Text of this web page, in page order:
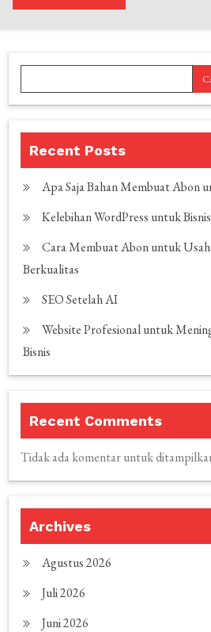
Recent Posts
Apa Saja Bahan Membuat Abon
Kelebihan WordPress untuk
Cara Membuat Abon untuk
Berkualitas
SEO Setelah AI
Website Profesional untuk
Bisnis
Recent Comments
Tidak ada komentar untuk
Archives
Agustus 2026
Juli 2026
Juni 2026